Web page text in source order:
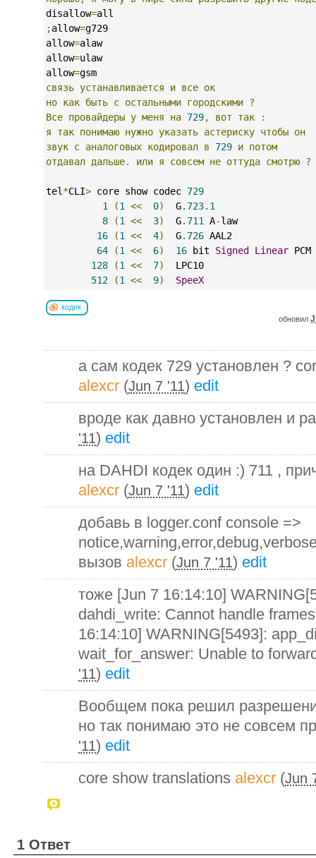
disallow=all
;allow=g729
allow=alaw
allow=ulaw
allow=gsm
связь устанавливается и все ок
но как быть с остальными городскими ?
Все провайдеры у меня на 729, вот так
:
я
так понимаю нужно указать астериску чтобы он
звук с аналоговых кодировал в 729 и потом
отдавал дальше. или я совсем не оттуда смотрю ?
tel *CLI> core show codec 729
1
(1 << 0) G.723.1
8
(1 << 3) G.711 A-law
16
(1 << 4) G.726 AAL2
64
(1 << 6) 16 bit Signed Linear PCM
128
(1 << 7)
LPC10
512
(1 << 9) SpeeX
кодек
обновил
а сам кодек 729 установлен ?
alexcr (Jun 7 '11) edit
вроде как давно установлен и
'11) edit
на DAHDI кодек один :) 711 ,
alexcr (Jun 7 '11) edit
добавь в logger.conf console =>
вызов alexcr (Jun 7 '11) edit
тоже [Jun 7 16:14:10]
dahdi_write: Cannot handle
16:14:10] WARNING[5493]:
wait_for_answer: Unable to
'11) edit
Вообщем пока решил
но так понимаю это не совсем
'11) edit
core show translations alexcr (Jun
1 Ответ